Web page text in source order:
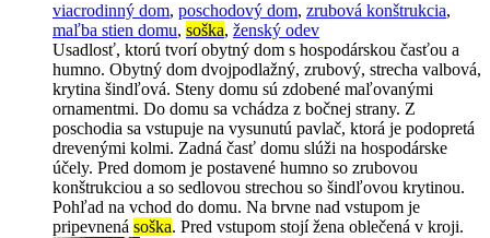
viacrodinný dom, poschodový dom, zrubová konštrukcia,
maľba stien domu, soška, ženský odev
Usadlosť, ktorú tvorí obytný dom s hospodárskou časťou a
humno. Obytný dom dvojpodlažný, zrubový, strecha valbová,
krytina šindľová. Steny domu sú zdobené maľovanými
ornamentmi. Do domu sa vchádza z bočnej strany. Z
poschodia sa vstupuje na vysunutú pavlač, ktorá je podopretá
drevenými kolmi. Zadná časť domu slúži na hospodárske
účely. Pred domom je postavené humno so zrubovou
konštrukciou a so sedlovou strechou so šindľovou krytinou.
Pohľad na vchod do domu. Na brvne nad vstupom je
pripevnená soška. Pred vstupom stojí žena oblečená v kroji.